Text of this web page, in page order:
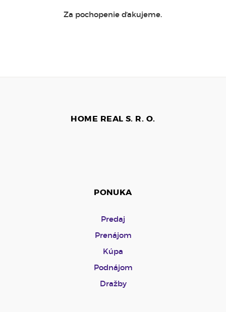
Za pochopenie ďakujeme.
HOME REAL S. R. O.
PONUKA
Predaj
Prenájom
Kúpa
Podnájom
Dražby